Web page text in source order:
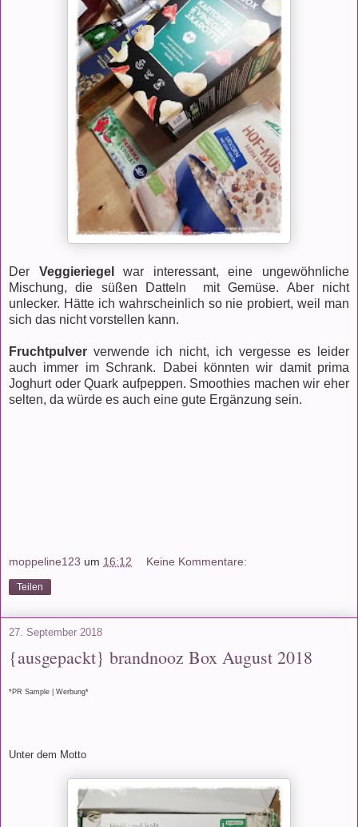
Der Veggieriegelwar interessant, eine ungewöhnliche
Mischung, die süßen Datteln mit Gemüse. Aber nicht
unlecker. Hätte ich wahrscheinlich so nie probiert, weil man
sich das nicht vorstellen kann.
Fruchtpulver verwende ich nicht, ich vergesse es leider
auch immer im Schrank. Dabei könnten wir damit prima
Joghurt oder Quark aufpeppen. Smoothies machen wir eher
selten, da würde es auch eine gute Ergänzung sein.
moppeline123 um 16:12 Keine Kommentare:
Teilen
27. September 2018
{ausgepackt} brandnooz Box August 2018
*PR Sample | Werbung*
Unter dem Motto